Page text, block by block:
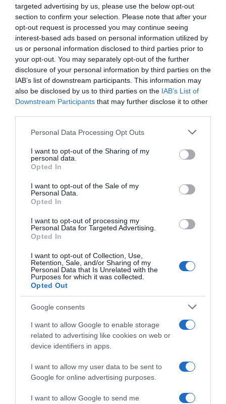
targeted advertising by us, please use the below opt-out
section to confirm your selection. Please note that after your
opt-out request is processed you may continue seeing
interest-based ads based on personal information utilized by
us or personal information disclosed to third parties prior to
your opt-out. You may separately opt-out of the further
disclosure of your personal information by third parties on the
IAB’s list of downstream participants. This information may
also be disclosed by us to third parties on the IAB’s List of
Downstream Participants that may further disclose it to other
Please note that this website/app uses one or more Google
not limited to your visit or usage behaviour. You may click to
grant or deny consent to Google and its third-party tags to
use your data for below specified purposes in below Google
consent section.
Personal Data Processing Opt Outs
I want to opt-out of the Sharing of my
personal data.
Opted In
I want to opt-out of the Sale of my
Personal Data.
Opted In
I want to opt-out of processing my
Personal Data for Targeted Advertising.
Opted In
I want to opt-out of Collection, Use,
Retention, Sale, and/or Sharing of my
Personal Data that Is Unrelated with the
Purposes for which it was collected.
Opted Out
Google consents
I want to allow Google to enable storage
related to advertising like cookies on web or
device identifiers in apps.
I want to allow my user data to be sent to
Google for online advertising purposes.
I want to allow Google to send me
KATE MIDDLETON
ΒΑΣΙΛΙΚΗ ΟΙΚΟΓΕΝΕΙΑ
ΓΕΝΕΘΛΙΑ ΚΕΙΤ ΜΙΝΤΛΕΤΟΝ
ΔΙΑΦΗΜΙΣΗ
ΣΧΟΛΙΑ